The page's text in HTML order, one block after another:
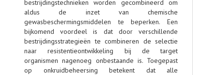
bestrijdingstechnieken worden gecombineerd om
aldus de inzet van chemische
gewasbeschermingsmiddelen te beperken. Een
bijkomend voordeel is dat door verschillende
bestrijdingsstrategieën te combineren de selectie
naar resistentieontwikkeling bij de target
organismen nagenoeg onbestaande is. Toegepast
op onkruidbeheersing betekent dat alle